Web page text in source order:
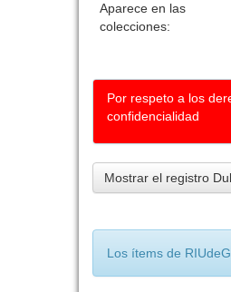
Aparece en las
colecciones:
Por respeto a los
confidencialidad
Mostrar el registro
Los ítems de